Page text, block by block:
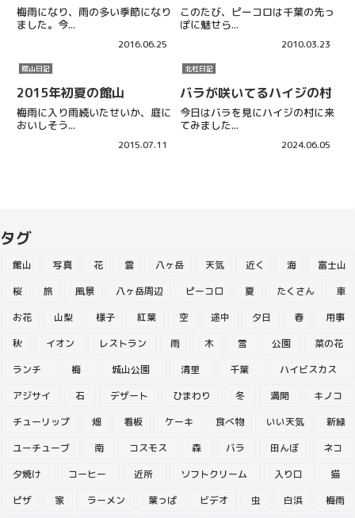
梅雨になり、雨の多い季節になり
ました。今...
2016.06.25
このたび、ピーコロは千葉の先っ
ぽに魅せら...
2010.03.23
館山日記
2015年初夏の館山
梅雨に入り雨続いたせいか、庭に
おいしそう...
2015.07.11
北杜日記
バラが咲いてるハイジの村
今日はバラを見にハイジの村に来
てみました...
2024.06.05
タグ
館山 写真 花 雲 八ヶ岳 天気 近く 海
富士山
桜
旅 風景 八ヶ岳周辺 ピーコロ 夏 たくさん
車
お花
山梨 様子 紅葉 空 途中 夕日 春
用事
秋
イオン レストラン 雨 木 雪 公園
菜の花
ランチ
梅 城山公園 清里 千葉
ハイビスカス
アジサイ
石 デザート ひまわり 冬 満開
キノコ
チューリップ
畑 看板 ケーキ 食べ物 いい天気
新緑
ユーチューブ
南 コスモス 森 バラ 田んぼ
ネコ
夕焼け
コーヒー 近所 ソフトクリーム 入り口
猫
ピザ
家 ラーメン 葉っぱ ビデオ 虫 白浜 梅雨